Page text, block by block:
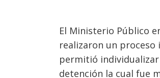
El Ministerio Público
realizaron un
permitió individualizar
detención la cual fue